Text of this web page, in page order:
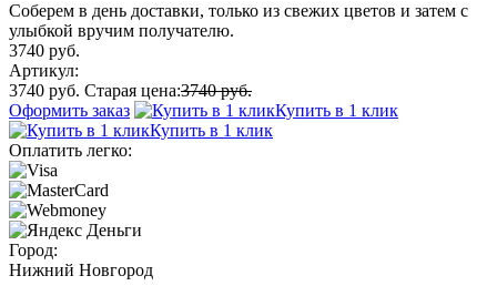
Соберем в день доставки, только из свежих цветов и затем с
улыбкой вручим получателю.
3740 руб.
Артикул:
3740 руб. Старая цена:3740 руб.
Оформить заказ
Купить в 1 клик
Купить в 1 клик
Оплатить легко:
Город:
Нижний Новгород